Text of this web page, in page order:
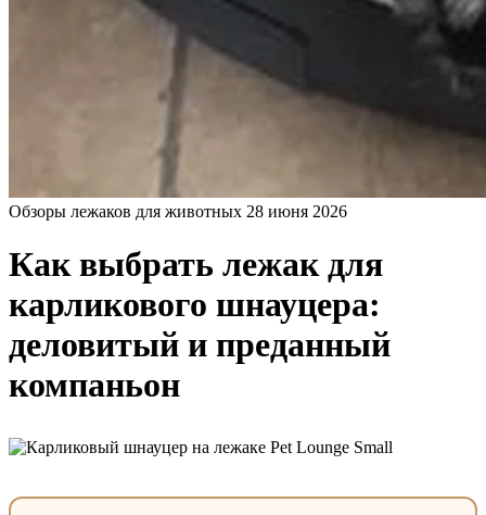
Обзоры лежаков для животных 28 июня 2026
Как выбрать лежак для
карликового шнауцера:
деловитый и преданный
компаньон